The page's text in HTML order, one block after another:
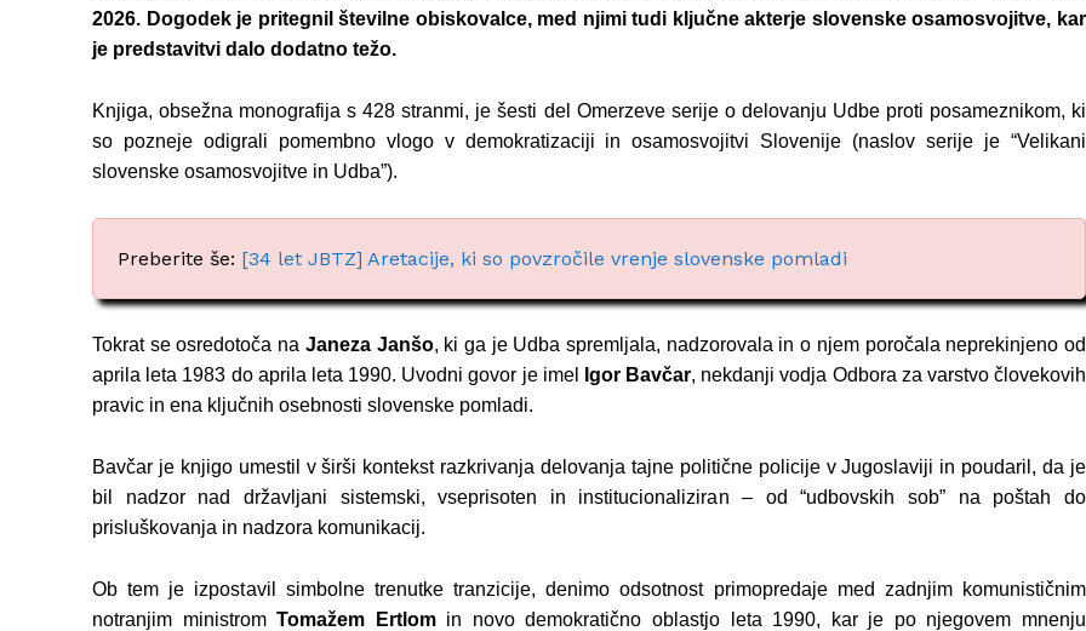
2026. Dogodek je pritegnil številne obiskovalce, med njimi tudi ključne akterje slovenske osamosvojitve, kar
je predstavitvi dalo dodatno težo.
Knjiga, obsežna monografija s 428 stranmi, je šesti del Omerzeve serije o delovanju Udbe proti posameznikom, ki
so pozneje odigrali pomembno vlogo v demokratizaciji in osamosvojitvi Slovenije (naslov serije je “Velikani
slovenske osamosvojitve in Udba”).
Preberite še: [34 let JBTZ] Aretacije, ki so povzročile vrenje slovenske pomladi
Tokrat se osredotoča na Janeza Janšo, ki ga je Udba spremljala, nadzorovala in o njem poročala neprekinjeno od
aprila leta 1983 do aprila leta 1990. Uvodni govor je imel
Igor Bavčar, nekdanji vodja Odbora za varstvo človekovih
pravic in ena ključnih osebnosti slovenske pomladi.
Bavčar je knjigo umestil v širši kontekst razkrivanja delovanja tajne politične policije v Jugoslaviji in poudaril, da je
bil nadzor nad državljani sistemski, vseprisoten in institucionaliziran – od “udbovskih sob” na poštah do
prisluškovanja in nadzora komunikacij.
Ob tem je izpostavil simbolne trenutke tranzicije, denimo odsotnost primopredaje med zadnjim komunističnim
notranjim ministromTomažem Ertlomin novo demokratično oblastjo leta 1990, kar je po njegovem mnenju